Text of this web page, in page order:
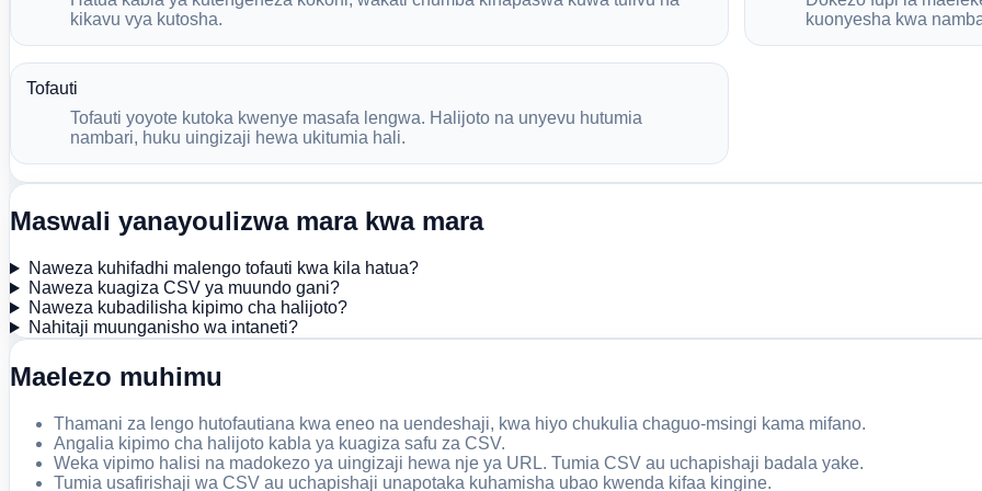
kikavu vya kutosha.
kuonyesha kwa
Tofauti
Tofauti yoyote kutoka kwenye masafa lengwa. Halijoto na unyevu hutumia
nambari, huku uingizaji hewa ukitumia hali.
Maswali yanayoulizwa mara kwa mara
Naweza kuhifadhi malengo tofauti kwa kila hatua?
Naweza kuagiza CSV ya muundo gani?
Naweza kubadilisha kipimo cha halijoto?
Nahitaji muunganisho wa intaneti?
Maelezo muhimu
Thamani za lengo hutofautiana kwa eneo na uendeshaji, kwa hiyo chukulia chaguo-msingi kama mifano.
Angalia kipimo cha halijoto kabla ya kuagiza safu za CSV.
Weka vipimo halisi na madokezo ya uingizaji hewa nje ya URL. Tumia CSV au uchapishaji badala yake.
Tumia usafirishaji wa CSV au uchapishaji unapotaka kuhamisha ubao kwenda kifaa kingine.